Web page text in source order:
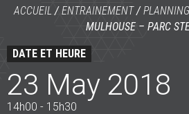
ACCUEIL /ENTRAINEMENT/PLANNING
MULHOUSE – PARC
DATE ET HEURE
23 May 2018
14h00 - 15h30